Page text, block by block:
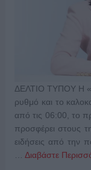
ΔΕΛΤΙΟ ΤΥΠΟΥ Η
ρυθμό και το
από τις 06:00, το
προσφέρει στους
ειδήσεις από την
Διαβάστε